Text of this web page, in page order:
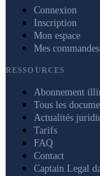
Connexion
Inscription
Mon espace
Mes commandes
RESSOURCES
Abonnement
Tous les
Actualités
Tarifs
FAQ
Contact
Captain.Legal